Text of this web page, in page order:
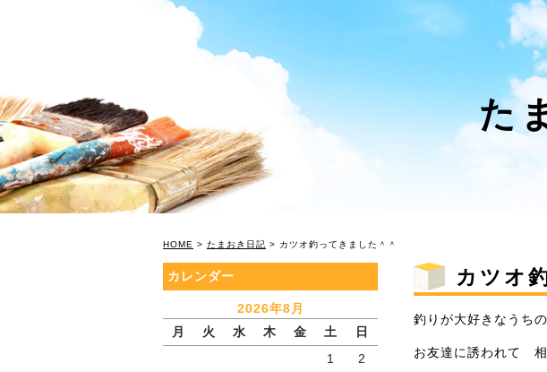
た
HOME > たまおき日記 > カツオ釣ってきました＾＾
カツオ
釣りが大好きなうちの
お友達に誘われて 相
カレンダー
2026年8月
月
火 水 木 金 土 日
1
2